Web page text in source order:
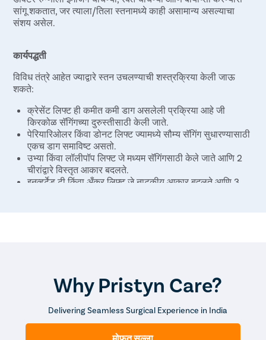
सांगू शकतात, जर त्याला/तिला स्तनामध्ये काही असामान्य असल्याचा
संशय असेल.
कार्यपद्धती
विविध तंत्रे आहेत ज्याद्वारे स्तन उचलण्याची शस्त्रक्रिया केली जाऊ
शकते:
क्रेसेंट लिफ्ट ही कमीत कमी डाग असलेली प्रक्रिया आहे जी
किरकोळ सॅगिंगच्या दुरुस्तीसाठी केली जाते.
पेरियारिओलर किंवा डोनट लिफ्ट ज्यामध्ये सौम्य सॅगिंग सुधारण्यासाठी
एकच डाग समाविष्ट असतो.
उभ्या किंवा लॉलीपॉप लिफ्ट जे मध्यम सॅगिंगसाठी केले जाते आणि 2
चीरांद्वारे विस्तृत आकार बदलते.
इनव्हर्टेड टी किंवा अँकर लिफ्ट जे नाटकीय आकार बदलते आणि 3
Why Pristyn Care?
Delivering Seamless Surgical Experience in India